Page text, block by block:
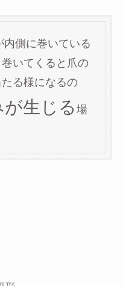
側に巻いている
いてくると爪の
る様になるの
生じる 場